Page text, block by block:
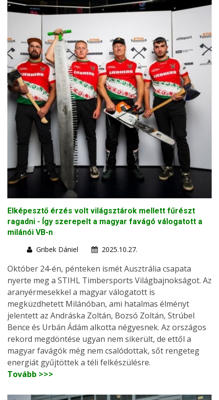
Elképesztő érzés volt világsztárok mellett fűrészt
ragadni - Így szerepelt a magyar favágó válogatott a
milánói VB-n
Gribek Dániel
2025.10.27.
Október 24-én, pénteken ismét Ausztrália csapata
nyerte meg a STIHL Timbersports Világbajnokságot. Az
aranyérmesekkel a magyar válogatott is
megküzdhetett Milánóban, ami hatalmas élményt
jelentett az Andráska Zoltán, Bozsó Zoltán, Strúbel
Bence és Urbán Ádám alkotta négyesnek. Az országos
rekord megdöntése ugyan nem sikerült, de ettől a
magyar favágók még nem csalódottak, sőt rengeteg
energiát gyűjtöttek a téli felkészülésre.
Tovább >>>